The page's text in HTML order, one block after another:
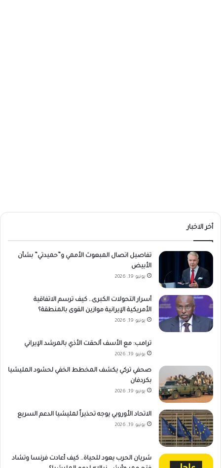
أخر الاخبار
تفاصيل اتصال المبعوث الأممي و”حميدتي” بشأن
الأبيض
يونيو 19, 2026
أسرار التحولات الكبرى.. كيف ترسم الاتفاقية
الأمريكية الإيرانية موازين القوى بالمنطقة؟
يونيو 19, 2026
ترامب: مع الأسف ألحقت الأذي بالمرشد الإيراني
يونيو 19, 2026
صحفي تركي يكشف المخطط الخفي لحشود المليشيا
بكردفان
يونيو 19, 2026
الاتحاد الأوروبي يوجه تحذيراً لمليشيا الدعم السريع
يونيو 19, 2026
شريان الحرب يعود للحياة.. كيف أعادت فرنسا وتشاد